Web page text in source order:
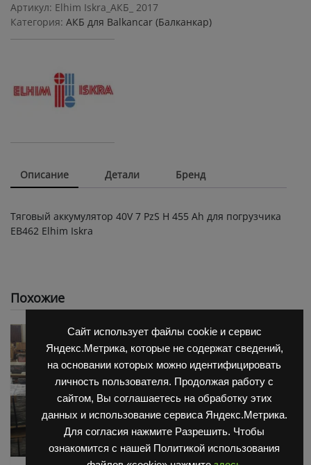
Сайт использует файлы cookie и сервис
Яндекс.Метрика, которые не содержат сведений,
на основании которых можно идентифицировать
личность пользователя. Продолжая работу с
сайтом, Вы соглашаетесь на обработку этих
данных и использование сервиса Яндекс.Метрика.
Для согласия нажмите Разрешить. Чтобы
ознакомится с нашей Политикой использования
Артикул: Elhim Iskra_АКБ_ 2017
Категория: АКБ для Balkanсar (Балканкар)
Описание Детали Бренд
Тяговый аккумулятор 40V 7 PzS Н 455 Ah для погрузчика
ЕВ462 Elhim Iskra
Похожие